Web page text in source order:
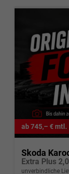
ab 745,– € mtl.
Skoda
unverbindliche